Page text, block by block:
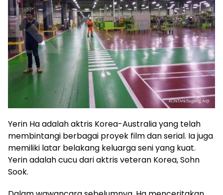
Yerin Ha adalah aktris Korea-Australia yang telah
membintangi berbagai proyek film dan serial. Ia juga
memiliki latar belakang keluarga seni yang kuat.
Yerin adalah cucu dari aktris veteran Korea, Sohn
Sook.